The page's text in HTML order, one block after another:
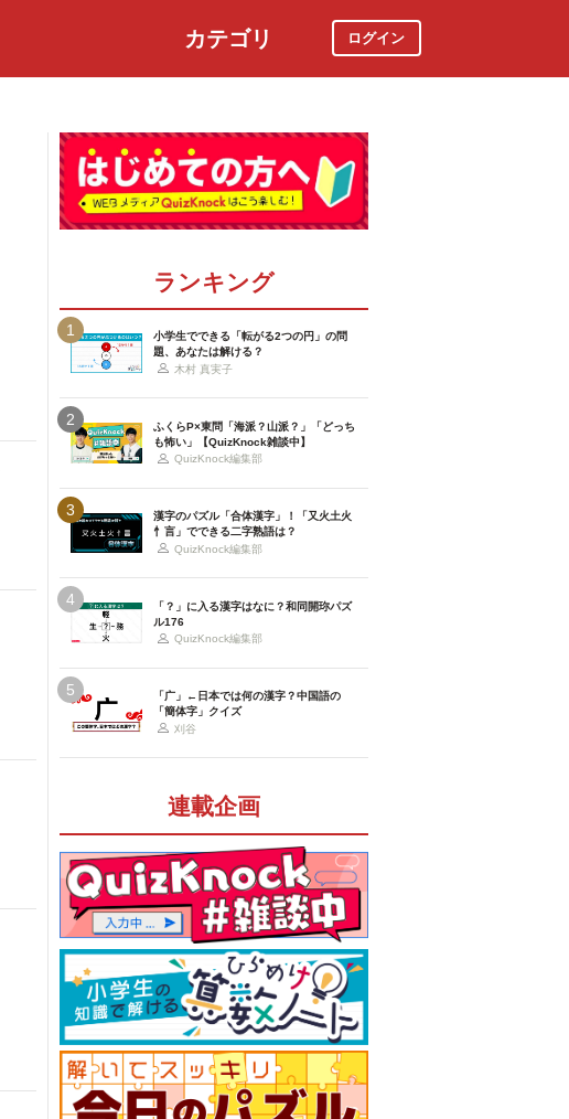
カテゴリ ログイン
ランキング
1
小学生でできる「転がる2つの円」の問
題、あなたは解ける？
木村 真実子
2
ふくらP×東問「海派？山派？」「どっち
も怖い」【QuizKnock雑談中】
QuizKnock編集部
3
漢字のパズル「合体漢字」！「又火土火
忄言」でできる二字熟語は？
QuizKnock編集部
4
「？」に入る漢字はなに？和同開珎パズ
ル176
QuizKnock編集部
5
「广」←日本では何の漢字？中国語の
「簡体字」クイズ
刈谷
連載企画